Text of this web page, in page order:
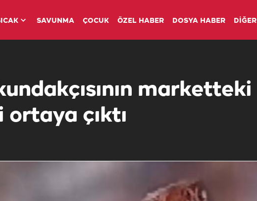
SAVUNMA ÇOCUK ÖZEL HABER DOSYA HABER DİĞER
marketteki
çıktı